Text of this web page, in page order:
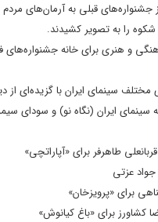
قبلی به آرمان‌های
و هنری برای خانه جشنواره‌های
مختلف سینمای ایران با گزیده‌ای
سینمای ایران (نگاه نو) و
طاهرفر برای «آپاراتچی»
جواد عزتی
برای «پرویزخان»
کشاورز برای «باغ کیانوش»